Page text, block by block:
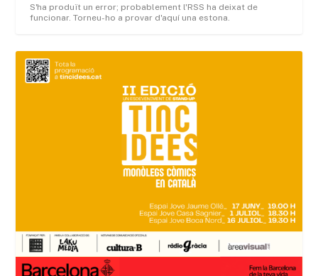
S'ha produït un error; probablement l'RSS ha deixat de
funcionar. Torneu-ho a provar d'aquí una estona.